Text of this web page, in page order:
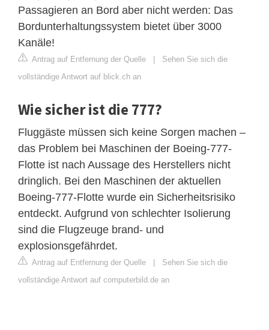
Passagieren an Bord aber nicht werden: Das
Bordunterhaltungssystem bietet über 3000
Kanäle!
Antrag auf Entfernung der Quelle | Sehen Sie sich die
vollständige Antwort auf blick.ch an
Wie sicher ist die 777?
Fluggäste müssen sich keine Sorgen machen –
das Problem bei Maschinen der Boeing-777-
Flotte ist nach Aussage des Herstellers nicht
dringlich. Bei den Maschinen der aktuellen
Boeing-777-Flotte wurde ein Sicherheitsrisiko
entdeckt. Aufgrund von schlechter Isolierung
sind die Flugzeuge brand- und
explosionsgefährdet.
Antrag auf Entfernung der Quelle | Sehen Sie sich die
vollständige Antwort auf computerbild.de an